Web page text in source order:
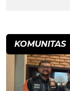
KOMUNITAS